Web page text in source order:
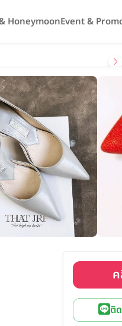
HoneymoonEvent & คลิกข
ติ